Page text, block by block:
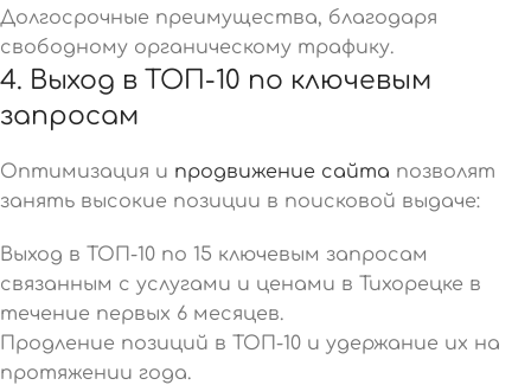
Долгосрочные преимущества, благодаря
свободному органическому трафику.
4. Выход в ТОП-10 по ключевым
запросам
Оптимизация и продвижение сайта позволят
занять высокие позиции в поисковой выдаче:
Выход в ТОП-10 по 15 ключевым запросам
связанным с услугами и ценами в Тихорецке в
течение первых 6 месяцев.
Продление позиций в ТОП-10 и удержание их на
протяжении года.